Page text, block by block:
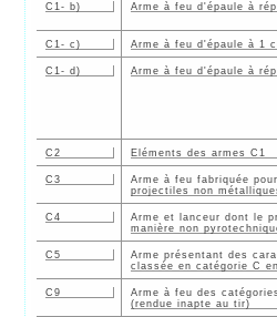
C1- b) Arme à feu d'épaule à
C1- c) Arme à feu d'épaule à 1
C1- d) Arme à feu d'épaule à
C2 Eléments des armes C1
C3
Arme à feu fabriquée
projectiles non
C4
Arme et lanceur dont le
manière non
C5
Arme présentant des
classée en catégorie C
C9
Arme à feu des
(rendue inapte au tir)